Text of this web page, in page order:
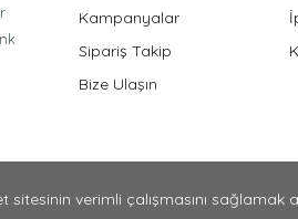
Kampanyalar
Sipariş Takip
Bize Ulaşın
verimli çalışmasını sağlamak